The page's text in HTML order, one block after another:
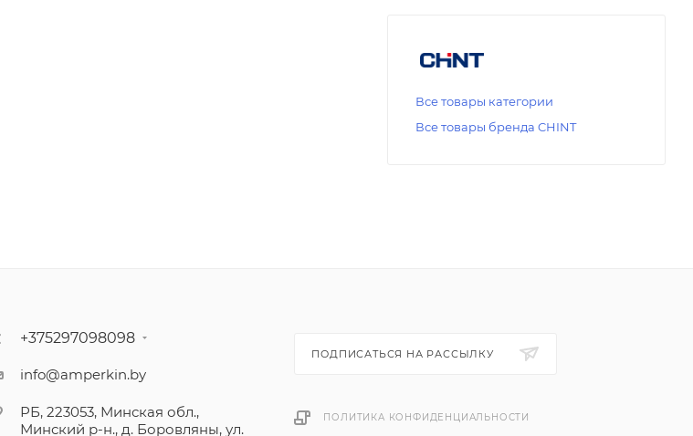
Все товары категории
Все товары бренда CHINT
+375297098098
info@amperkin.by
РБ, 223053, Минская обл.,
Минский р-н., д. Боровляны, ул.
ПОДПИСАТЬСЯ НА РАССЫЛКУ
ПОЛИТИКА КОНФИДЕНЦИАЛЬНОСТИ